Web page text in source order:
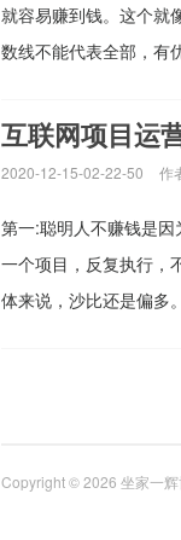
就容易赚到钱。这个就
数线不能代表全部，有
互联网项目运
2020-12-15-02-22-50 作
第一:聪明人不赚钱是
一个项目，反复执行，
体来说，沙比还是偏
Copyright © 2026 坐家一